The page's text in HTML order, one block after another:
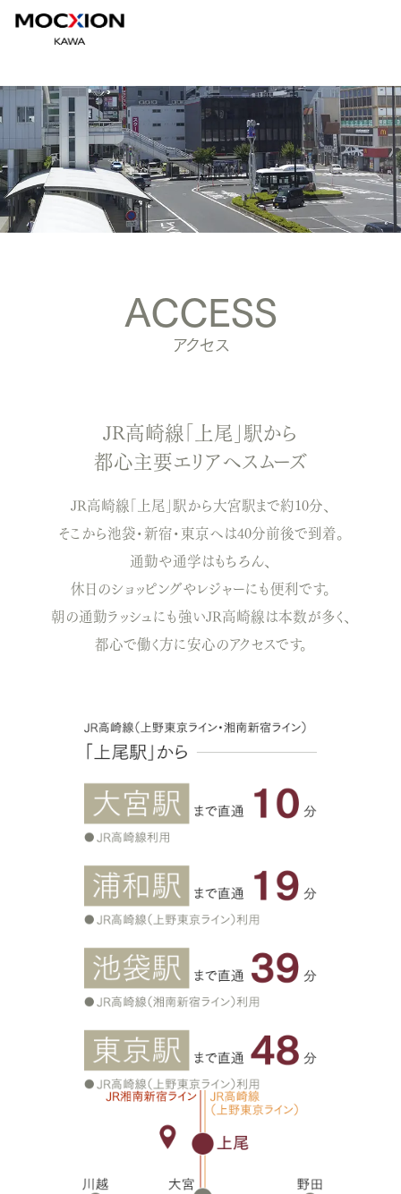
ACCESS
アクセス
JR高崎線「上尾」駅から
都心主要エリアへスムーズ
JR高崎線「上尾」駅から大宮駅まで約10分、
そこから池袋・新宿・東京へは40分前後で到着。
通勤や通学はもちろん、
休日のショッピングやレジャーにも便利です。
朝の通勤ラッシュにも強いJR高崎線は本数が多く、
都心で働く方に安心のアクセスです。